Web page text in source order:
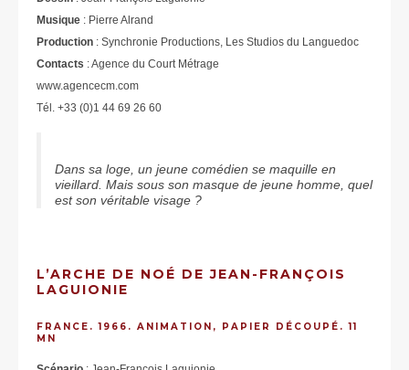
Musique : Pierre Alrand
Production : Synchronie Productions, Les Studios du Languedoc
Contacts : Agence du Court Métrage
www.agencecm.com
Tél. +33 (0)1 44 69 26 60
Dans sa loge, un jeune comédien se maquille en
vieillard. Mais sous son masque de jeune homme, quel
est son véritable visage ?
L’ARCHE DE NOÉ DE JEAN-FRANÇOIS
LAGUIONIE
FRANCE. 1966. ANIMATION, PAPIER DÉCOUPÉ. 11
MN